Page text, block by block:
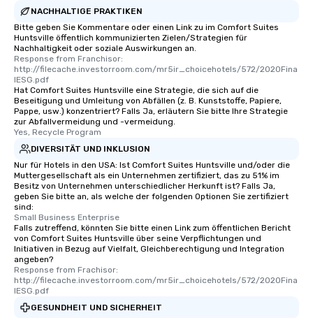
NACHHALTIGE PRAKTIKEN
Bitte geben Sie Kommentare oder einen Link zu im Comfort Suites
Huntsville öffentlich kommunizierten Zielen/Strategien für
Nachhaltigkeit oder soziale Auswirkungen an.
Response from Franchisor:
http://filecache.investorroom.com/mr5ir_choicehotels/572/2020Fina
lESG.pdf
Hat Comfort Suites Huntsville eine Strategie, die sich auf die
Beseitigung und Umleitung von Abfällen (z. B. Kunststoffe, Papiere,
Pappe, usw.) konzentriert? Falls Ja, erläutern Sie bitte Ihre Strategie
zur Abfallvermeidung und -vermeidung.
Yes, Recycle Program
DIVERSITÄT UND INKLUSION
Nur für Hotels in den USA: Ist Comfort Suites Huntsville und/oder die
Muttergesellschaft als ein Unternehmen zertifiziert, das zu 51% im
Besitz von Unternehmen unterschiedlicher Herkunft ist? Falls Ja,
geben Sie bitte an, als welche der folgenden Optionen Sie zertifiziert
sind:
Small Business Enterprise
Falls zutreffend, könnten Sie bitte einen Link zum öffentlichen Bericht
von Comfort Suites Huntsville über seine Verpflichtungen und
Initiativen in Bezug auf Vielfalt, Gleichberechtigung und Integration
angeben?
Response from Frachisor:
http://filecache.investorroom.com/mr5ir_choicehotels/572/2020Fina
lESG.pdf
GESUNDHEIT UND SICHERHEIT